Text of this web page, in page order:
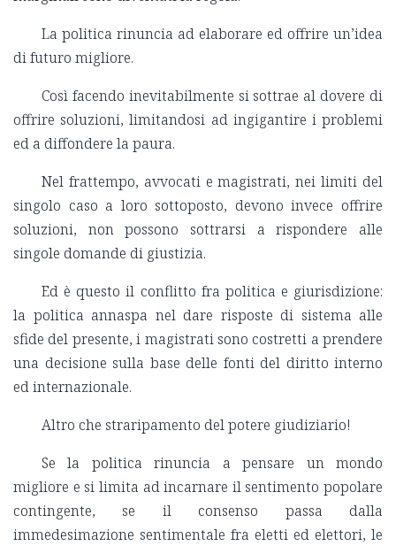
La politica rinuncia ad elaborare ed offrire un’idea
di futuro migliore.
Così facendo inevitabilmente si sottrae al dovere di
offrire soluzioni, limitandosi ad ingigantire i problemi
ed a diffondere la paura.
Nel frattempo, avvocati e magistrati, nei limiti del
singolo caso a loro sottoposto, devono invece offrire
soluzioni, non possono sottrarsi a rispondere alle
singole domande di giustizia.
Ed è questo il conflitto fra politica e giurisdizione:
la politica annaspa nel dare risposte di sistema alle
sfide del presente, i magistrati sono costretti a prendere
una decisione sulla base delle fonti del diritto interno
ed internazionale.
Altro che straripamento del potere giudiziario!
Se la politica rinuncia a pensare un mondo
migliore e si limita ad incarnare il sentimento popolare
contingente, se il consenso passa dalla
immedesimazione sentimentale fra eletti ed elettori, le